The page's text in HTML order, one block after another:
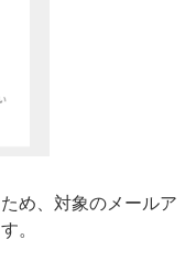
め、対象のメールア
。